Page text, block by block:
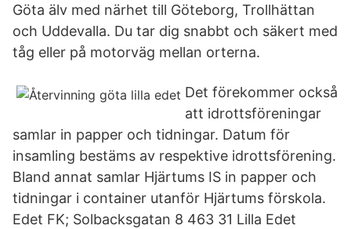
Göta älv med närhet till Göteborg, Trollhättan
och Uddevalla. Du tar dig snabbt och säkert med
tåg eller på motorväg mellan orterna.
Det förekommer också
att idrottsföreningar
samlar in papper och tidningar. Datum för
insamling bestäms av respektive idrottsförening.
Bland annat samlar Hjärtums IS in papper och
tidningar i container utanför Hjärtums förskola.
Edet FK; Solbacksgatan 8 463 31 Lilla Edet